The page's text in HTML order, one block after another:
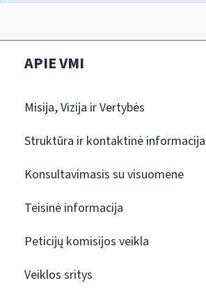
APIE VMI
Misija, Vizija ir Vertybės
Struktūra ir kontaktinė informacija
Konsultavimasis su visuomene
Teisinė informacija
Peticijų komisijos veikla
Veiklos sritys